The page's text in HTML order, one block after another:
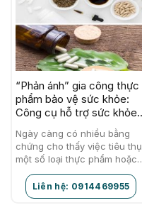
“Phản ánh” gia công thực
phẩm bảo vệ sức khỏe:
Công cụ hỗ trợ sức khỏe
Ngày càng có nhiều bằng
chứng cho thấy việc tiêu thụ
một số loại thực phẩm hoặc
các thành phần của nó có
ảnh hưởng tốt đến sức…
Liên hệ: 0914469955